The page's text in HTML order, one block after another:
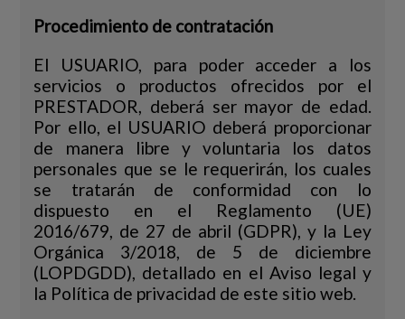
Procedimiento de contratación
El USUARIO, para poder acceder a los
servicios o productos ofrecidos por el
PRESTADOR, deberá ser mayor de edad.
Por ello, el USUARIO deberá proporcionar
de manera libre y voluntaria los datos
personales que se le requerirán, los cuales
se tratarán de conformidad con lo
dispuesto en el Reglamento (UE)
2016/679, de 27 de abril (GDPR), y la Ley
Orgánica 3/2018, de 5 de diciembre
(LOPDGDD), detallado en el Aviso legal y
la Política de privacidad de este sitio web.